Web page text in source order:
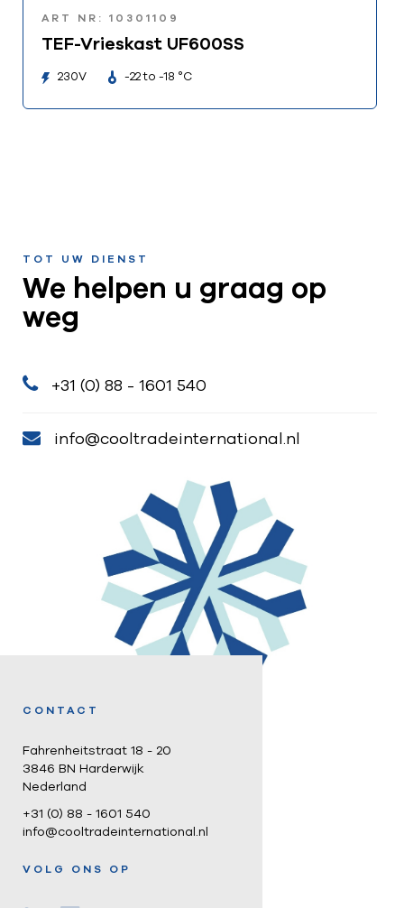
ART NR: 10301109
TEF-Vrieskast UF600SS
230V -22 to -18 °C
TOT UW DIENST
We helpen u graag op
weg
+31 (0) 88 - 1601 540
info@cooltradeinternational.nl
CONTACT
Fahrenheitstraat 18 - 20
3846 BN Harderwijk
Nederland
+31 (0) 88 - 1601 540
info@cooltradeinternational.nl
VOLG ONS OP